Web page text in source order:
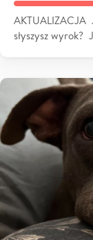
AKTUALIZACJA
słyszysz wyrok?